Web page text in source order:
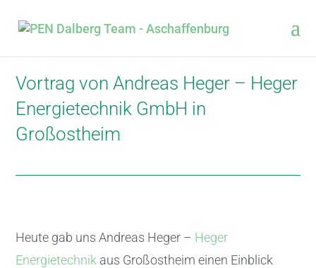
Vortrag von Andreas Heger – Heger
Energietechnik GmbH in
Großostheim
Heute gab uns Andreas Heger – Heger
Energietechnik aus Großostheim einen Einblick